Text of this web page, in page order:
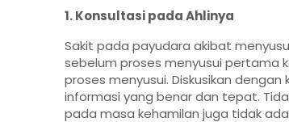
1. Konsultasi pada Ahlinya
Sakit pada payudara akibat
sebelum proses menyusui pertama
proses menyusui. Diskusikan
informasi yang benar dan tepat.
pada masa kehamilan juga tidak